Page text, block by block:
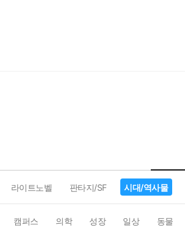
라이트노벨 판타지/SF 시대/역사물
캠퍼스 의학 성장 일상 동물